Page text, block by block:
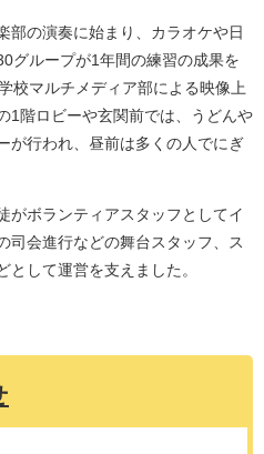
の演奏に始まり、カラオケや日
グループが1年間の練習の成果を
校マルチメディア部による映像上
1階ロビーや玄関前では、うどんや
が行われ、昼前は多くの人でにぎ
ボランティアスタッフとしてイ
司会進行などの舞台スタッフ、ス
として運営を支えました。